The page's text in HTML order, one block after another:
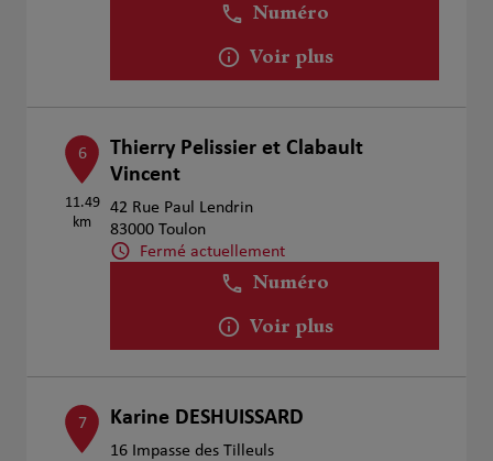
Numéro
Voir plus
6
11.49
km
Thierry Pelissier et Clabault
Vincent
42 Rue Paul Lendrin
83000 Toulon
Fermé actuellement
Numéro
Voir plus
7 Karine DESHUISSARD
16 Impasse des Tilleuls